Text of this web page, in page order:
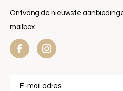
Ontvang de nieuwste
mailbox!